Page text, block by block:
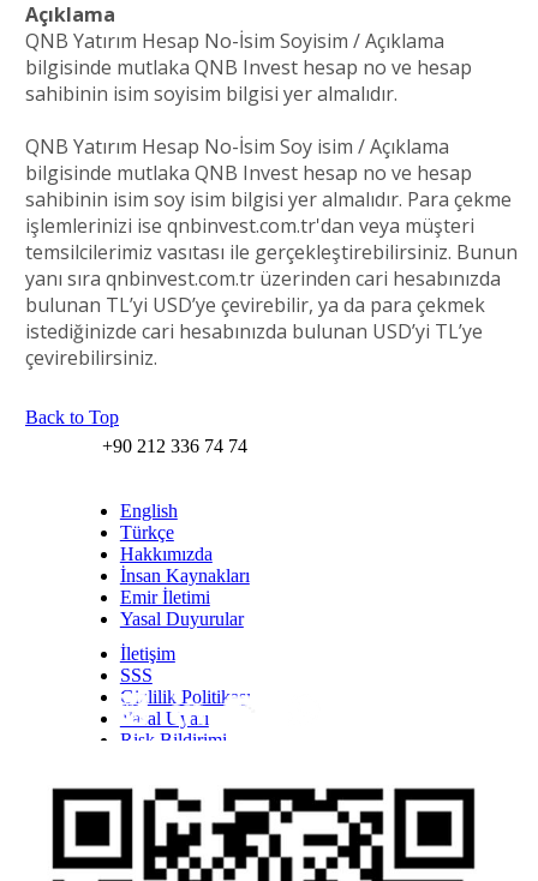
Açıklama
QNB Yatırım Hesap No-İsim Soyisim / Açıklama
bilgisinde mutlaka QNB Invest hesap no ve hesap
sahibinin isim soyisim bilgisi yer almalıdır.
QNB Yatırım Hesap No-İsim Soy isim / Açıklama
bilgisinde mutlaka QNB Invest hesap no ve hesap
sahibinin isim soy isim bilgisi yer almalıdır. Para çekme
işlemlerinizi ise qnbinvest.com.tr'dan veya müşteri
temsilcilerimiz vasıtası ile gerçekleştirebilirsiniz. Bunun
yanı sıra qnbinvest.com.tr üzerinden cari hesabınızda
bulunan TL’yi USD’ye çevirebilir, ya da para çekmek
istediğinizde cari hesabınızda bulunan USD’yi TL’ye
çevirebilirsiniz.
Back to Top
+90 212 336 74 74
English
Türkçe
Hakkımızda
İnsan Kaynakları
Emir İletimi
Yasal Duyurular
İletişim
SSS
Gizlilik Politikası
Yasal Uyarı
Risk Bildirimi
YTM - Zamanaşımına Uğrayacak Emanet ve
Alacaklar
Olağanüstü Piyasa Koşulları
Bilgi Toplumu Hizmetleri
TwittLinkYoutWhatsapp